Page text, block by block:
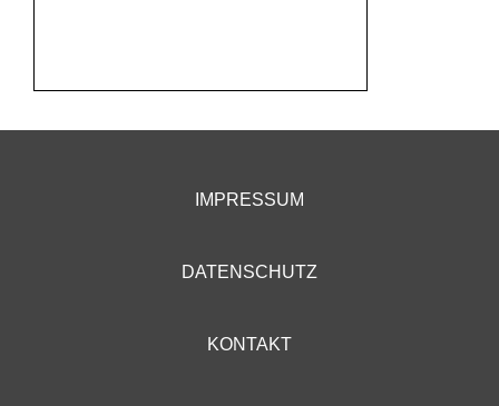
IMPRESSUM
DATENSCHUTZ
KONTAKT